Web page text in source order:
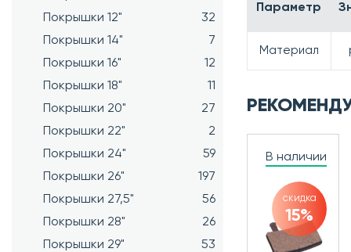
Покрышки 12"
32
Покрышки 14"
7
Покрышки 16"
12
Покрышки 18"
11
Покрышки 20"
27
Покрышки 22"
2
Покрышки 24"
59
Покрышки 26"
197
Покрышки 27,5"
56
Покрышки 28"
26
Покрышки 29"
53
Параметр
Материал
В наличии
скидка
15%